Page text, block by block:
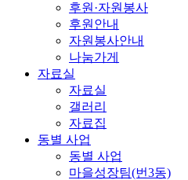
후원·자원봉사
후원안내
자원봉사안내
나눔가게
자료실
자료실
갤러리
자료집
동별 사업
동별 사업
마을성장팀(번3동)